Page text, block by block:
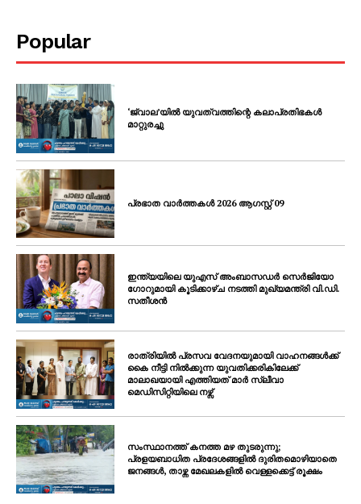
Popular
‘ജ്വാല’യിൽ യുവത്വത്തിന്റെ കലാപ്രതിഭകൾ
മാറ്റുരച്ചു
പ്രഭാത വാർത്തകൾ 2026 ആഗസ്റ്റ് 09
ഇന്ത്യയിലെ യുഎസ് അംബാസഡർ സെർജിയോ
ഗോറുമായി കൂടിക്കാഴ്ച നടത്തി മുഖ്യമന്ത്രി വി.ഡി.
സതീശൻ
രാത്രിയിൽ പ്രസവ വേദനയുമായി വാഹനങ്ങൾക്ക്
കൈ നീട്ടി നിൽക്കുന്ന യുവതിക്കരികിലേക്ക്
മാലാഖയായി എത്തിയത് മാർ സ്ലീവാ
മെഡിസിറ്റിയിലെ നഴ്സ്
സംസ്ഥാനത്ത് കനത്ത മഴ തുടരുന്നു;
പ്രളയബാധിത പ്രദേശങ്ങളിൽ ദുരിതമൊഴിയാതെ
ജനങ്ങൾ, താഴ്ന്ന മേഖലകളിൽ വെള്ളക്കെട്ട് രൂക്ഷം